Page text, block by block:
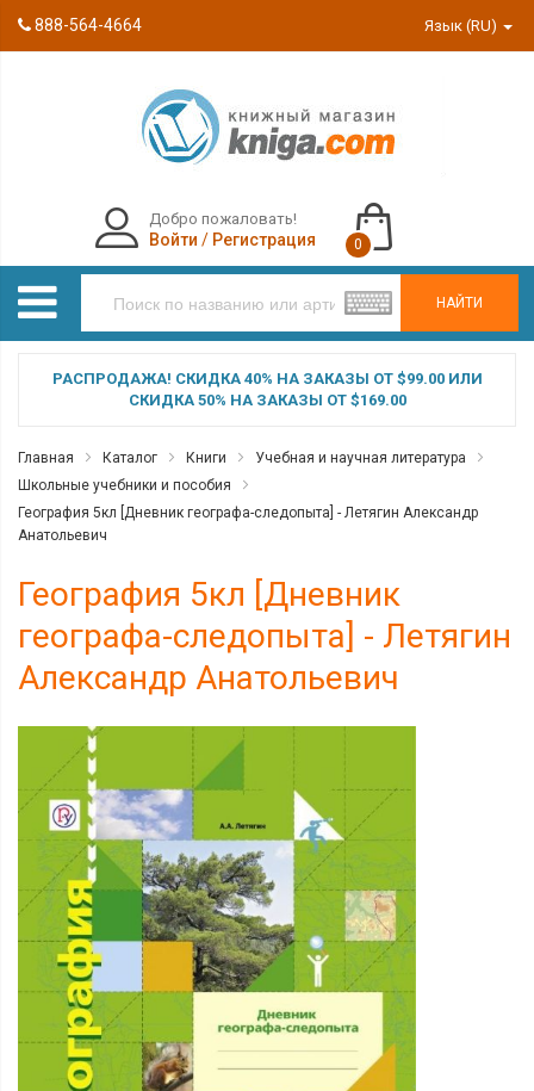
888-564-4664 Язык (RU)
НАЙТИ
Добро пожаловать!
Войти / Регистрация 0
РАСПРОДАЖА! СКИДКА 40% НА ЗАКАЗЫ ОТ $99.00 ИЛИ
СКИДКА 50% НА ЗАКАЗЫ ОТ $169.00
Главная Каталог Книги
Учебная и научная литература
Школьные учебники и пособия
География 5кл [Дневник географа-следопыта] - Летягин Александр
Анатольевич
География 5кл [Дневник
географа-следопыта] - Летягин
Александр Анатольевич